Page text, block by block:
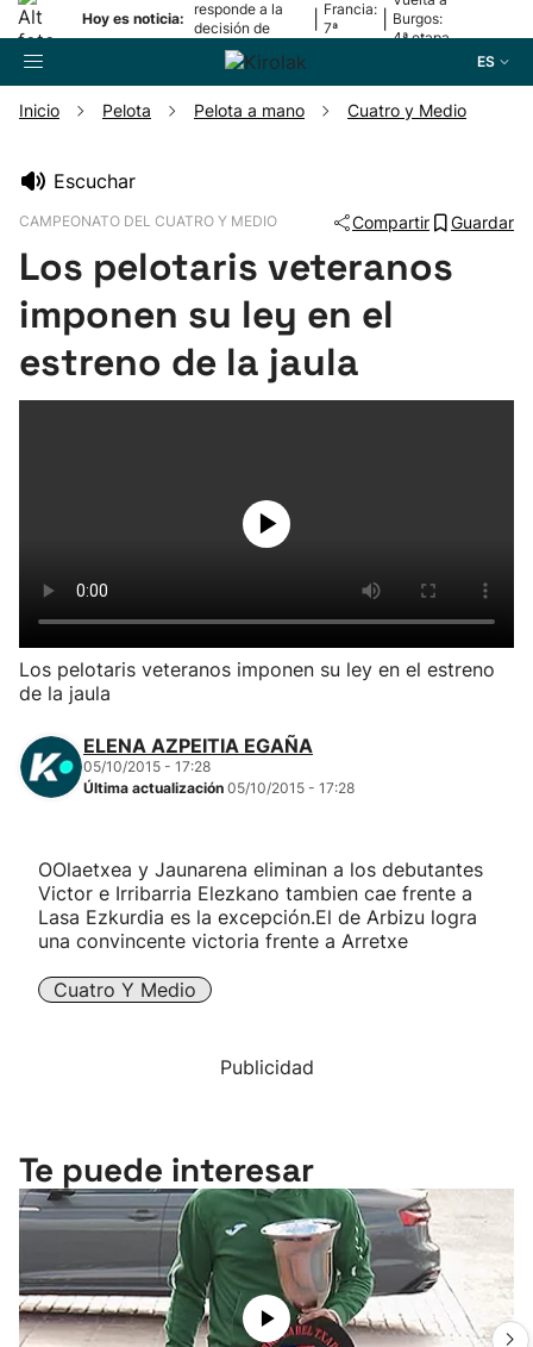
Hoy es noticia:
responde a la
decisión de
Oriamendi
Francia:
7ª
Burgos:
4ª etapa
ES
Pelota
Remo
Kirolak 360
Atletismo
Más deportes
Inicio Pelota Pelota a mano Cuatro y Medio
Escuchar
CAMPEONATO DEL CUATRO Y MEDIO Compartir Guardar
Los pelotaris veteranos
imponen su ley en el
estreno de la jaula
Los pelotaris veteranos imponen su ley en el estreno
de la jaula
ELENA AZPEITIA EGAÑA
05/10/2015 - 17:28
Última actualización 05/10/2015 - 17:28
OOlaetxea y Jaunarena eliminan a los debutantes
Victor e Irribarria Elezkano tambien cae frente a
Lasa Ezkurdia es la excepción.El de Arbizu logra
una convincente victoria frente a Arretxe
Cuatro Y Medio
Publicidad
Te puede interesar